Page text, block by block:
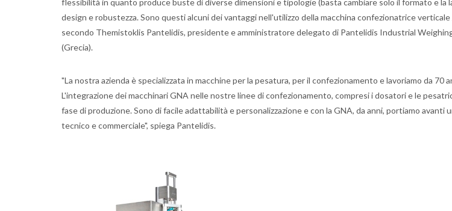
flessibilità in quanto produce buste di diverse dimensioni e tipologie (basta cambiare solo il formato e la
design e robustezza. Sono questi alcuni dei vantaggi nell'utilizzo della macchina confezionatrice
secondo Themistoklis Pantelidis, presidente e amministratore delegato di Pantelidis Industrial
(Grecia).
"La nostra azienda è specializzata in macchine per la pesatura, per il confezionamento e lavoriamo da 70
L'integrazione dei macchinari GNA nelle nostre linee di confezionamento, compresi i dosatori e le
fase di produzione. Sono di facile adattabilità e personalizzazione e con la GNA, da anni, portiamo avanti
tecnico e commerciale", spiega Pantelidis.